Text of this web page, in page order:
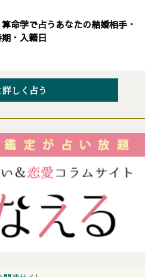
命学で占うあなたの結婚相手・
・入籍日
詳しく占う